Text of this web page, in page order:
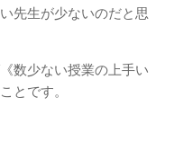
先生が少ないのだと思
数少ない授業の上手い
とです。